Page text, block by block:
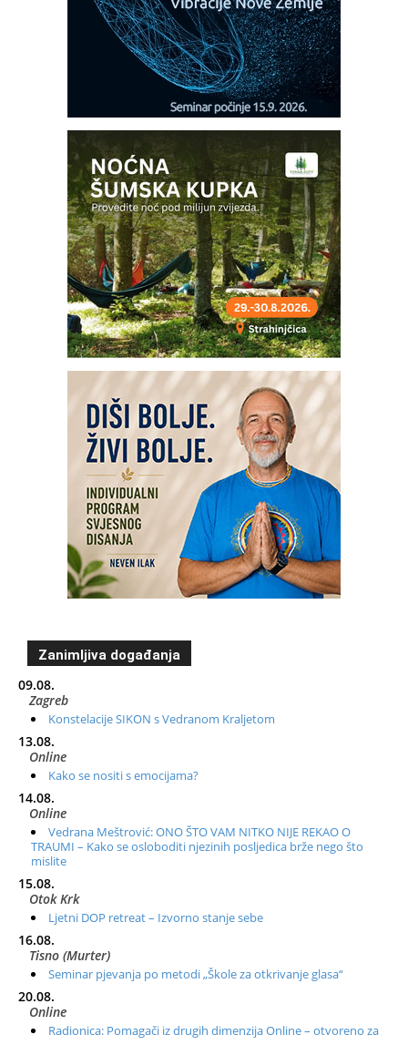
Zanimljiva događanja
09.08.
Zagreb
Konstelacije SIKON s Vedranom Kraljetom
13.08.
Online
Kako se nositi s emocijama?
14.08.
Online
Vedrana Meštrović: ONO ŠTO VAM NITKO NIJE REKAO O
TRAUMI – Kako se osloboditi njezinih posljedica brže nego što
mislite
15.08.
Otok Krk
Ljetni DOP retreat – Izvorno stanje sebe
16.08.
Tisno (Murter)
Seminar pjevanja po metodi „Škole za otkrivanje glasa“
20.08.
Online
Radionica: Pomagači iz drugih dimenzija Online – otvoreno za